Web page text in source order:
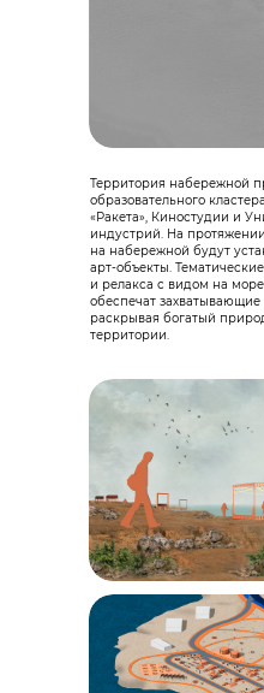
Территория набережной
образовательного
«Ракета», Киностудии и
индустрий. На
на набережной будут
арт-объекты.
и релакса с видом на
обеспечат
раскрывая богатый
территории.